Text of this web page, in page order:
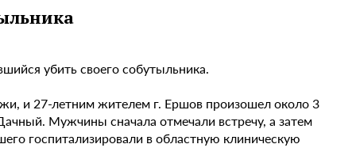
убить своего собутыльника.
и 27-летним жителем г. Ершов произошел около 3
Мужчины сначала отмечали встречу, а затем
госпитализировали в областную клиническую